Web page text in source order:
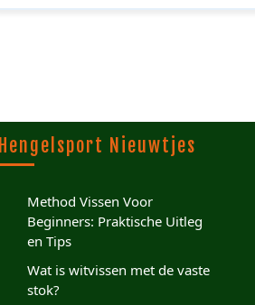
Hengelsport Nieuwtjes
Method Vissen Voor
Beginners: Praktische Uitleg
en Tips
Wat is witvissen met de vaste
stok?